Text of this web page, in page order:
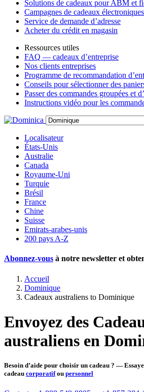
Solutions de cadeaux pour ABM et
Campagnes de cadeaux électroniques
Service de demande d’adresse
Acheter du crédit en magasin
Ressources utiles
FAQ — cadeaux d’entreprise
Nos clients entreprises
Programme de recommandation
Conseils pour sélectionner des
Passer des commandes groupées et
Instructions vidéo pour les
Localisateur
États-Unis
Australie
Canada
Royaume-Uni
Turquie
Brésil
France
Chine
Suisse
Emirats-arabes-unis
200 pays A-Z
Abonnez-vous à notre newsletter et
Accueil
Dominique
Cadeaux australiens to Dominique
Envoyez des
australiens en
Besoin d’aide pour choisir un cadeau ? —
cadeau corporatifou personnel